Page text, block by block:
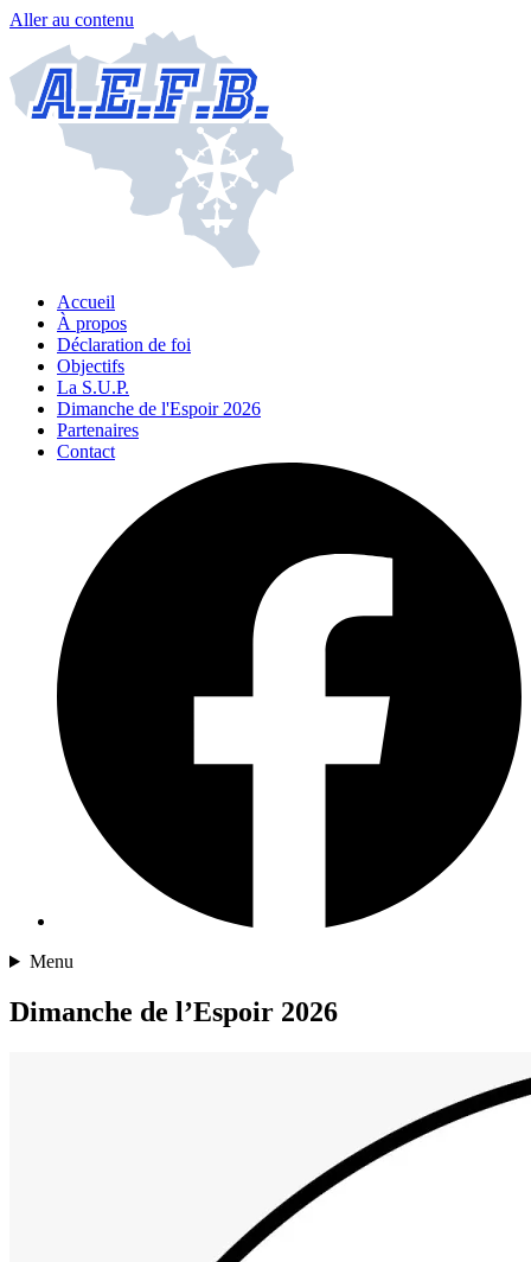
Aller au contenu
Accueil
À propos
Déclaration de foi
Objectifs
La S.U.P.
Dimanche de l'Espoir 2026
Partenaires
Contact
Menu
Dimanche de l’Espoir 2026